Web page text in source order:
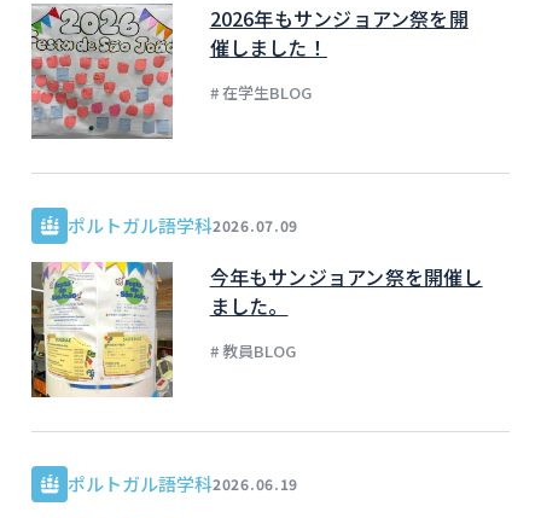
2026年もサンジョアン祭を開
催しました！
# 在学生BLOG
ポルトガル語学科2026.07.09
今年もサンジョアン祭を開催し
ました。
# 教員BLOG
ポルトガル語学科2026.06.19